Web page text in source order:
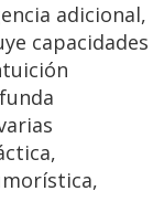
adicional,
capacidades